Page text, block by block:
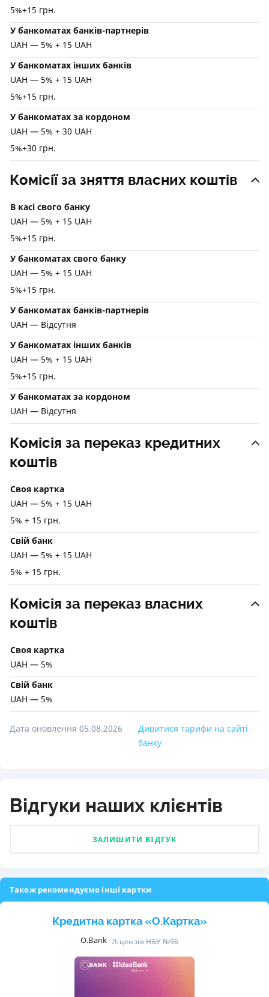
5%+15 грн.
У банкоматах банків-партнерів
UAH — 5% + 15 UAH
У банкоматах інших банків
UAH — 5% + 15 UAH
5%+15 грн.
У банкоматах за кордоном
UAH — 5% + 30 UAH
5%+30 грн.
Комісії за зняття власних коштів
В касі свого банку
UAH — 5% + 15 UAH
5%+15 грн.
У банкоматах свого банку
UAH — 5% + 15 UAH
5%+15 грн.
У банкоматах банків-партнерів
UAH — Відсутня
У банкоматах інших банків
UAH — 5% + 15 UAH
5%+15 грн.
У банкоматах за кордоном
UAH — Відсутня
Комісія за переказ кредитних
коштів
Своя картка
UAH — 5% + 15 UAH
5% + 15 грн.
Свій банк
UAH — 5% + 15 UAH
5% + 15 грн.
Комісія за переказ власних
коштів
Своя картка
UAH — 5%
Свій банк
UAH — 5%
Дата оновлення 05.08.2026
Дивитися тарифи на сайті
банку
Відгуки наших клієнтів
ЗАЛИШИТИ ВІДГУК
Також рекомендуємо інші картки
Кредитна картка «O.Картка»
O.Bank Ліцензія НБУ №96